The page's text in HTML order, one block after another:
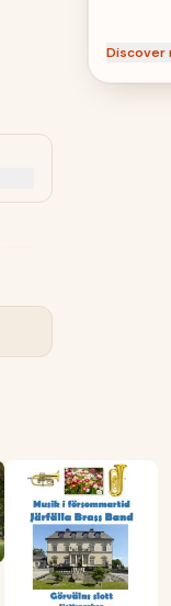
Discover